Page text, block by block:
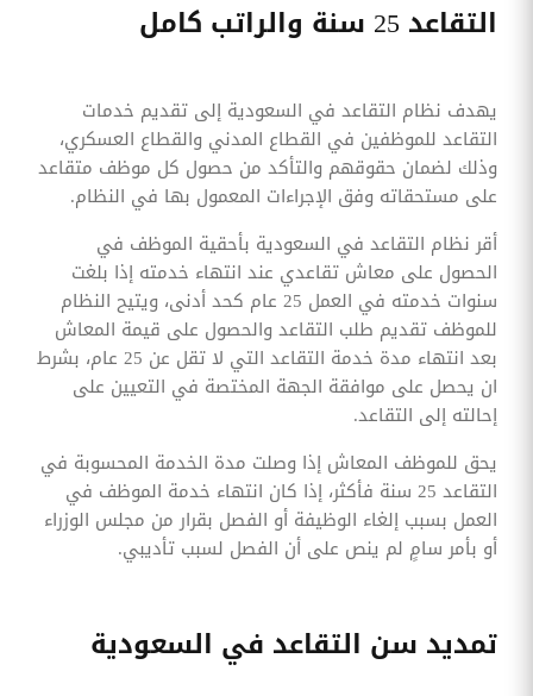
التقاعد 25 سنة والراتب كامل
يهدف نظام التقاعد في السعودية إلى تقديم خدمات
التقاعد للموظفين في القطاع المدني والقطاع العسكري،
وذلك لضمان حقوقهم والتأكد من حصول كل موظف متقاعد
على مستحقاته وفق الإجراءات المعمول بها في النظام.
أقر نظام التقاعد في السعودية بأحقية الموظف في
الحصول على معاش تقاعدي عند انتهاء خدمته إذا بلغت
سنوات خدمته في العمل 25 عام كحد أدنى، ويتيح النظام
للموظف تقديم طلب التقاعد والحصول على قيمة المعاش
بعد انتهاء مدة خدمة التقاعد التي لا تقل عن 25 عام، بشرط
ان يحصل على موافقة الجهة المختصة في التعيين على
إحالته إلى التقاعد.
يحق للموظف المعاش إذا وصلت مدة الخدمة المحسوبة في
التقاعد 25 سنة فأكثر، إذا كان انتهاء خدمة الموظف في
العمل بسبب إلغاء الوظيفة أو الفصل بقرار من مجلس الوزراء
أو بأمر سامٍ لم ينص على أن الفصل لسبب تأديبي.
تمديد سن التقاعد في السعودية